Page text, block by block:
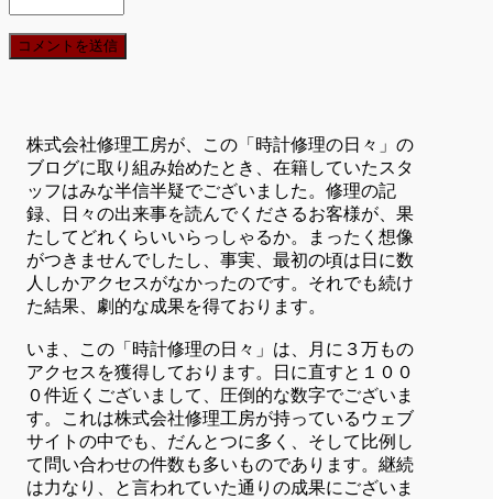
株式会社修理工房が、この「時計修理の日々」の
ブログに取り組み始めたとき、在籍していたスタ
ッフはみな半信半疑でございました。修理の記
録、日々の出来事を読んでくださるお客様が、果
たしてどれくらいいらっしゃるか。まったく想像
がつきませんでしたし、事実、最初の頃は日に数
人しかアクセスがなかったのです。それでも続け
た結果、劇的な成果を得ております。
いま、この「時計修理の日々」は、月に３万もの
アクセスを獲得しております。日に直すと１００
０件近くございまして、圧倒的な数字でございま
す。これは株式会社修理工房が持っているウェブ
サイトの中でも、だんとつに多く、そして比例し
て問い合わせの件数も多いものであります。継続
は力なり、と言われていた通りの成果にございま